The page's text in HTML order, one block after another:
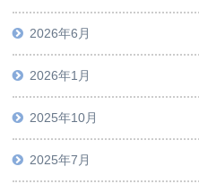
2026年6月
2026年1月
2025年10月
2025年7月